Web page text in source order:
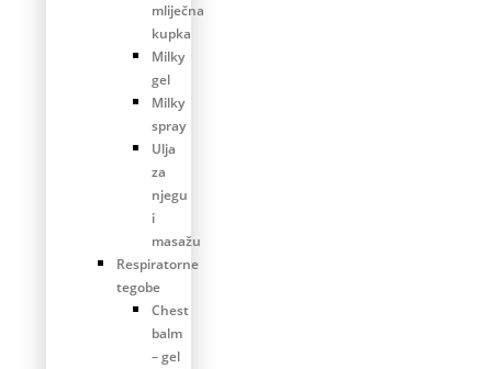
mliječna
kupka
Milky
gel
Milky
spray
Ulja
za
njegu
i
masažu
Respiratorne
tegobe
Chest
balm
– gel